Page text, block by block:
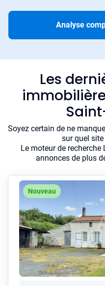
Analyse
Les
Soyez certain de ne
sur quel
Le moteur de recherche
annonces de plus
Nouveau